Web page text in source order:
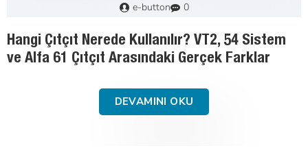
Murat 3
Tekstil Aksesuarlarında Malzeme Rehberi:
Pirinç, Paslanmaz Çelik ve Saç Demir
DEVAMINI OKU